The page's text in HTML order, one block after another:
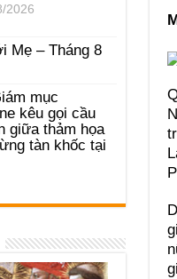
2026
Mẹ – Tháng 8
mục
kêu gọi cầu
giữa thảm họa
tàn khốc tại